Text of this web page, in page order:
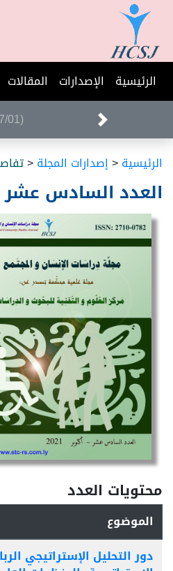
الرئيسية الإصدارات المقالات
(2026/07/01 09:02:09 ص)
الرئيسية<إصدارات المجلة<
العدد السادس عشر -
محتويات العدد
الموضوع